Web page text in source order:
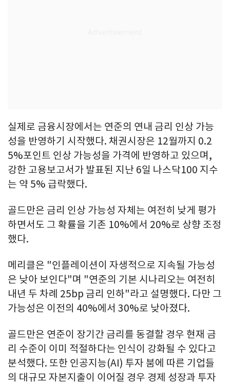
실제로 금융시장에서는 연준의 연내 금리 인상 가능
성을 반영하기 시작했다. 채권시장은 12월까지 0.2
5%포인트 인상 가능성을 가격에 반영하고 있으며,
강한 고용보고서가 발표된 지난 6일 나스닥100 지수
는 약 5% 급락했다.
골드만은 금리 인상 가능성 자체는 여전히 낮게 평가
하면서도 그 확률을 기존 10%에서 20%로 상향 조정
했다.
메리클은 "인플레이션이 자생적으로 지속될 가능성
은 낮아 보인다"며 "연준의 기본 시나리오는 여전히
내년 두 차례 25bp 금리 인하"라고 설명했다. 다만 그
가능성은 이전의 40%에서 30%로 낮아졌다.
골드만은 연준이 장기간 금리를 동결할 경우 현재 금
리 수준이 이미 적절하다는 인식이 강화될 수 있다고
분석했다. 또한 인공지능(AI) 투자 붐에 따른 기업들
의 대규모 자본지출이 이어질 경우 경제 성장과 투자